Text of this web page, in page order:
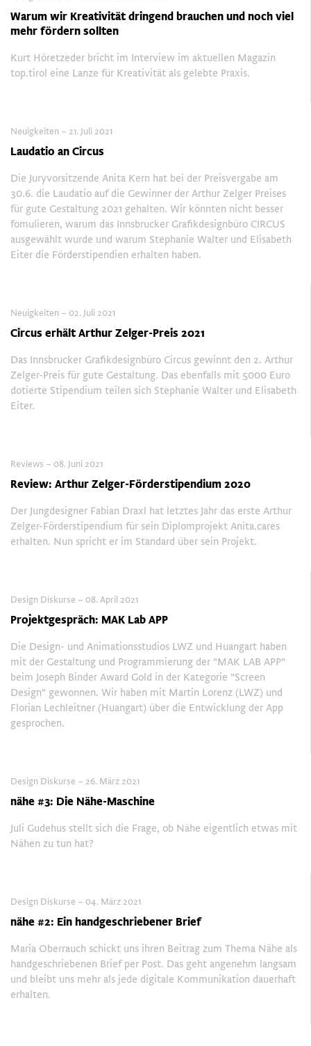
Warum wir Kreativität dringend brauchen und noch viel
mehr fördern sollten
Kurt Höretzeder bricht im Interview im aktuellen Magazin
top.tirol eine Lanze für Kreativität als gelebte Praxis.
Neuigkeiten – 21. Juli 2021
Laudatio an Circus
Die Juryvorsitzende Anita Kern hat bei der Preisvergabe am
30.6. die Laudatio auf die Gewinner der Arthur Zelger Preises
für gute Gestaltung 2021 gehalten. Wir könnten nicht besser
fomulieren, warum das Innsbrucker Grafikdesignbüro CIRCUS
ausgewählt wurde und warum Stephanie Walter und Elisabeth
Eiter die Förderstipendien erhalten haben.
Neuigkeiten – 02. Juli 2021
Circus erhält Arthur Zelger-Preis 2021
Das Innsbrucker Grafikdesignbüro Circus gewinnt den 2. Arthur
Zelger-Preis für gute Gestaltung. Das ebenfalls mit 5000 Euro
dotierte Stipendium teilen sich Stephanie Walter und Elisabeth
Eiter.
Reviews – 08. Juni 2021
Review: Arthur Zelger-Förderstipendium 2020
Der Jungdesigner Fabian Draxl hat letztes Jahr das erste Arthur
Zelger-Förderstipendium für sein Diplomprojekt Anita.cares
erhalten. Nun spricht er im Standard über sein Projekt.
Design Diskurse – 08. April 2021
Projektgespräch: MAK Lab APP
Die Design- und Animationsstudios LWZ und Huangart haben
mit der Gestaltung und Programmierung der "MAK LAB APP"
beim Joseph Binder Award Gold in der Kategorie "Screen
Design" gewonnen. Wir haben mit Martin Lorenz (LWZ) und
Florian Lechleitner (Huangart) über die Entwicklung der App
gesprochen.
Design Diskurse – 26. März 2021
nähe #3: Die Nähe-Maschine
Juli Gudehus stellt sich die Frage, ob Nähe eigentlich etwas mit
Nähen zu tun hat?
Design Diskurse – 04. März 2021
nähe #2: Ein handgeschriebener Brief
Maria Oberrauch schickt uns ihren Beitrag zum Thema Nähe als
handgeschriebenen Brief per Post. Das geht angenehm langsam
und bleibt uns mehr als jede digitale Kommunikation dauerhaft
erhalten.